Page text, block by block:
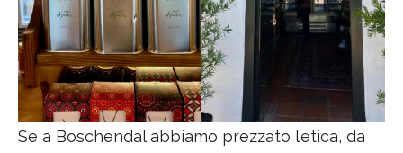
Se a Boschendal abbiamo prezzato l’etica, da